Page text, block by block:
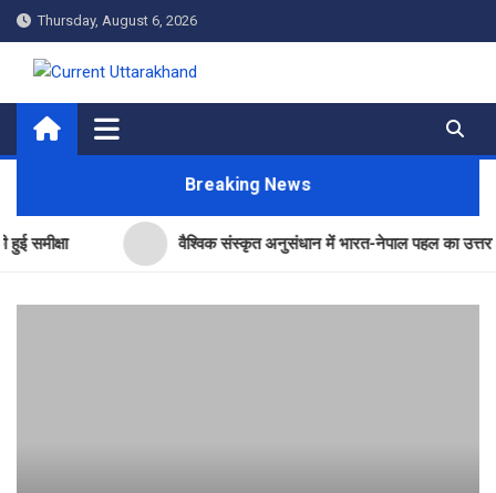
Skip
to
content
Thursday, August 6, 2026
Current Uttarakhand
Breaking News
वैश्विक संस्कृत अनुसंधान में भारत-नेपाल पहल का उत्तराखंड ने